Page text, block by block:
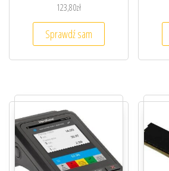
123,80zł
Sprawdź sam